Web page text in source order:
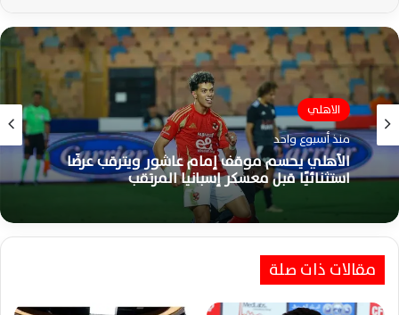
الاهلي
منذ أسبوع واحد
الأهلي يحسم موقف إمام عاشور ويترقب عرضًا
الاهلي
منذ أسبوعين
محمد شريف يتمسك بالبقاء ويضع الأهلي أمام
أزمة جديدة خلال الميركاتو الصيفي الحالي
مقالات ذات صلة